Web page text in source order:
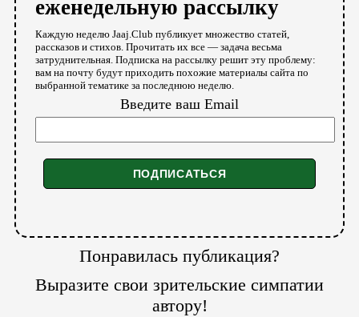
еженедельную рассылку
Каждую неделю Jaaj.Club публикует множество статей,
рассказов и стихов. Прочитать их все — задача весьма
затруднительная. Подписка на рассылку решит эту проблему:
вам на почту будут приходить похожие материалы сайта по
выбранной тематике за последнюю неделю.
Введите ваш Email
Понравилась публикация?
Выразите свои зрительские симпатии
автору!